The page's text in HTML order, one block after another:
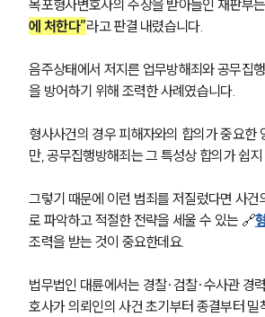
목포형사변호사의 주장을 받아들인 재판부는
에 처한다”라고 판결 내렸습니다.
음주상태에서 저지른 업무방해죄와 공무집
을 방어하기 위해 조력한 사례였습니다.
형사사건의 경우 피해자와의 합의가 중요한
만, 공무집행방해죄는 그 특성상 합의가 쉽지
그렇기 때문에 이런 범죄를 저질렀다면 사건
로 파악하고 적절한 전략을 세울 수 있는 🔗
조력을 받는 것이 중요한데요.
법무법인 대륜에서는 경찰·검찰·수사관 경
호사가 의뢰인의 사건 초기부터 종결부터 밀